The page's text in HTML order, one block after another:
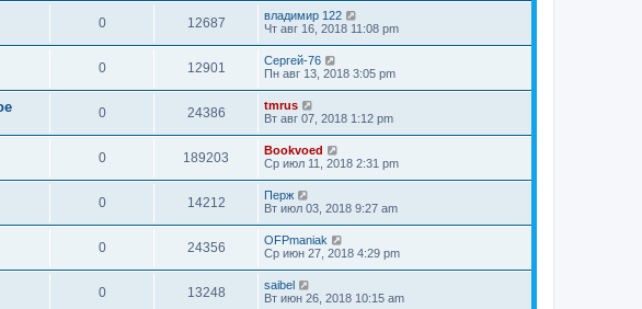
0 12687
владимир 122
Чт авг 16, 2018 11:08 pm
0 12901
Сергей-76
Пн авг 13, 2018 3:05 pm
0 24386
tmrus
Вт авг 07, 2018 1:12 pm
0 189203
Bookvoed
Ср июл 11, 2018 2:31 pm
0 14212
Перж
Вт июл 03, 2018 9:27 am
0 24356
OFPmaniak
Ср июн 27, 2018 4:29 pm
0 13248
saibel
Вт июн 26, 2018 10:15 am